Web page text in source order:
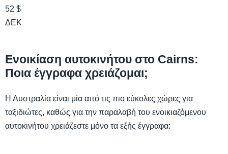
52 $
ΔΕΚ
Ενοικίαση αυτοκινήτου στο Cairns:
Ποια έγγραφα χρειάζομαι;
Η Αυστραλία είναι μία από τις πιο εύκολες χώρες για
ταξιδιώτες, καθώς για την παραλαβή του ενοικιαζόμενου
αυτοκινήτου χρειάζεστε μόνο τα εξής έγγραφα: